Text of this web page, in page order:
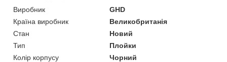
Виробник
GHD
Країна виробник
Великобританія
Стан
Новий
Тип
Плойки
Колір корпусу
Чорний